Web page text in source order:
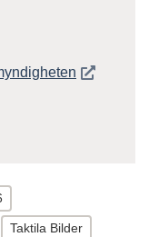
Öppnas i
Taktila Bilder